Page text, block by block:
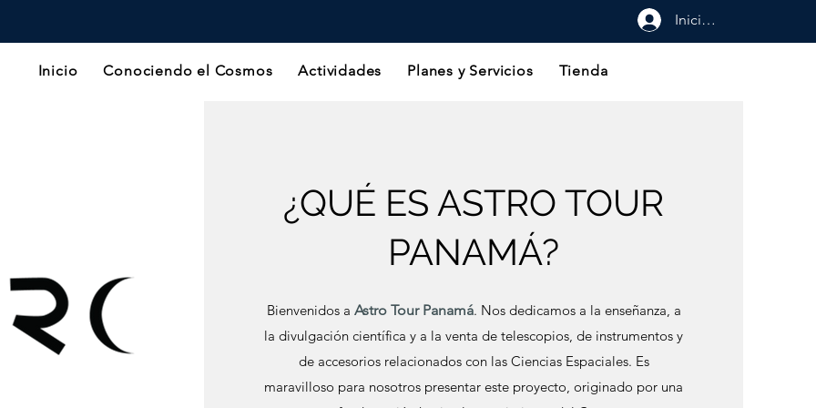
Iniciar sesión
Inicio Conociendo el Cosmos Actividades Planes y Servicios Tienda
¿QUÉ ES ASTRO TOUR
PANAMÁ?
Bienvenidos a Astro Tour Panamá. Nos dedicamos a la enseñanza, a
la divulgación científica y a la venta de telescopios, de instrumentos y
de accesorios relacionados con las Ciencias Espaciales. Es
maravilloso para nosotros presentar este proyecto, originado por una